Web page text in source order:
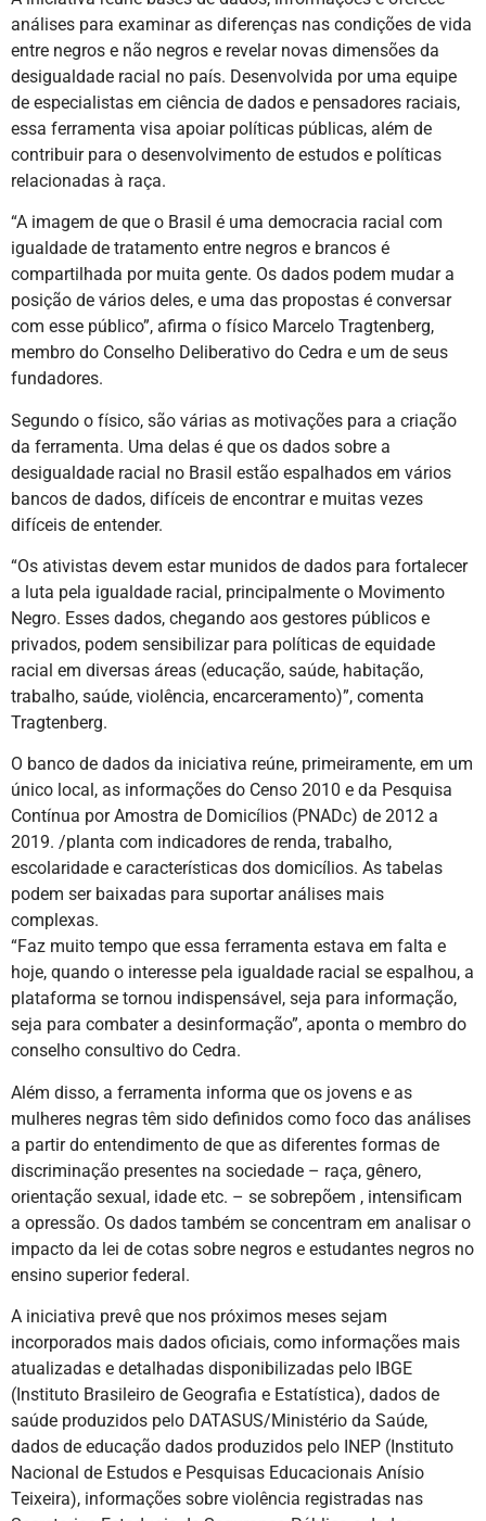
análises para examinar as diferenças nas condições de vida
entre negros e não negros e revelar novas dimensões da
desigualdade racial no país. Desenvolvida por uma equipe
de especialistas em ciência de dados e pensadores raciais,
essa ferramenta visa apoiar políticas públicas, além de
contribuir para o desenvolvimento de estudos e políticas
relacionadas à raça.
“A imagem de que o Brasil é uma democracia racial com
igualdade de tratamento entre negros e brancos é
compartilhada por muita gente. Os dados podem mudar a
posição de vários deles, e uma das propostas é conversar
com esse público”, afirma o físico Marcelo Tragtenberg,
membro do Conselho Deliberativo do Cedra e um de seus
fundadores.
Segundo o físico, são várias as motivações para a criação
da ferramenta. Uma delas é que os dados sobre a
desigualdade racial no Brasil estão espalhados em vários
bancos de dados, difíceis de encontrar e muitas vezes
difíceis de entender.
“Os ativistas devem estar munidos de dados para fortalecer
a luta pela igualdade racial, principalmente o Movimento
Negro. Esses dados, chegando aos gestores públicos e
privados, podem sensibilizar para políticas de equidade
racial em diversas áreas (educação, saúde, habitação,
trabalho, saúde, violência, encarceramento)”, comenta
Tragtenberg.
O banco de dados da iniciativa reúne, primeiramente, em um
único local, as informações do Censo 2010 e da Pesquisa
Contínua por Amostra de Domicílios (PNADc) de 2012 a
2019. /planta com indicadores de renda, trabalho,
escolaridade e características dos domicílios. As tabelas
podem ser baixadas para suportar análises mais
complexas.
“Faz muito tempo que essa ferramenta estava em falta e
hoje, quando o interesse pela igualdade racial se espalhou, a
plataforma se tornou indispensável, seja para informação,
seja para combater a desinformação”, aponta o membro do
conselho consultivo do Cedra.
Além disso, a ferramenta informa que os jovens e as
mulheres negras têm sido definidos como foco das análises
a partir do entendimento de que as diferentes formas de
discriminação presentes na sociedade – raça, gênero,
orientação sexual, idade etc. – se sobrepõem , intensificam
a opressão. Os dados também se concentram em analisar o
impacto da lei de cotas sobre negros e estudantes negros no
ensino superior federal.
A iniciativa prevê que nos próximos meses sejam
incorporados mais dados oficiais, como informações mais
atualizadas e detalhadas disponibilizadas pelo IBGE
(Instituto Brasileiro de Geografia e Estatística), dados de
saúde produzidos pelo DATASUS/Ministério da Saúde,
dados de educação dados produzidos pelo INEP (Instituto
Nacional de Estudos e Pesquisas Educacionais Anísio
Teixeira), informações sobre violência registradas nas